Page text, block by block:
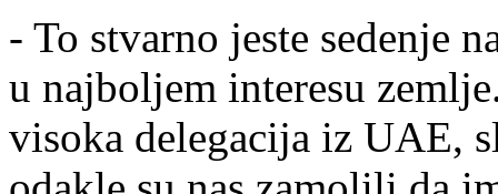
- To stvarno jeste sedenje
u najboljem interesu
visoka delegacija iz UAE,